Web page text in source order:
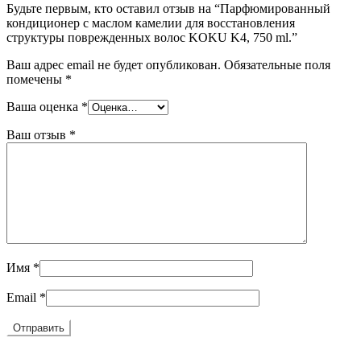
Будьте первым, кто оставил отзыв на “Парфюмированный
кондиционер с маслом камелии для восстановления
структуры поврежденных волос KOKU K4, 750 ml.”
Ваш адрес email не будет опубликован. Обязательные поля
помечены *
Ваша оценка *
Ваш отзыв *
Имя *
Email *